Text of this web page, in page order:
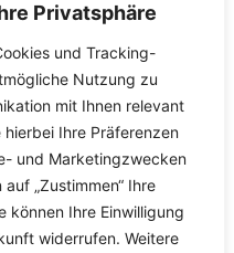
Privatsphäre
und Tracking-
Nutzung zu
mit Ihnen relevant
Ihre Präferenzen
und Marketingzwecken
„Zustimmen“ Ihre
können Ihre Einwilligung
widerrufen. Weitere
gewählt
werden
0.7 Benzin
Details